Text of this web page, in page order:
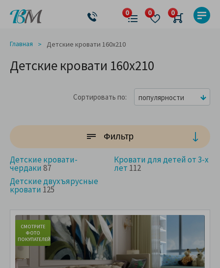
Главная Детские кровати 160x210
Детские кровати 160x210
Сортировать по популярности
Фильтр
Детские кровати-
чердаки 87
Детские двухъярусные
кровати 125
Кровати для детей от 3-х
лет 112
СМОТРИТЕ
ФОТО
ПОКУПАТЕЛЕЙ